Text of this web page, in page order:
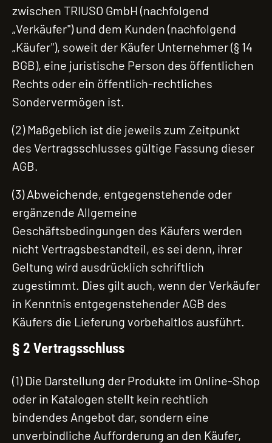
zwischen TRIUSO GmbH (nachfolgend
„Verkäufer") und dem Kunden (nachfolgend
„Käufer"), soweit der Käufer Unternehmer (§ 14
BGB), eine juristische Person des öffentlichen
Rechts oder ein öffentlich-rechtliches
Sondervermögen ist.
(2) Maßgeblich ist die jeweils zum Zeitpunkt
des Vertragsschlusses gültige Fassung dieser
AGB.
(3) Abweichende, entgegenstehende oder
ergänzende Allgemeine
Geschäftsbedingungen des Käufers werden
nicht Vertragsbestandteil, es sei denn, ihrer
Geltung wird ausdrücklich schriftlich
zugestimmt. Dies gilt auch, wenn der Verkäufer
in Kenntnis entgegenstehender AGB des
Käufers die Lieferung vorbehaltlos ausführt.
§ 2 Vertragsschluss
(1) Die Darstellung der Produkte im Online-Shop
oder in Katalogen stellt kein rechtlich
bindendes Angebot dar, sondern eine
unverbindliche Aufforderung an den Käufer,